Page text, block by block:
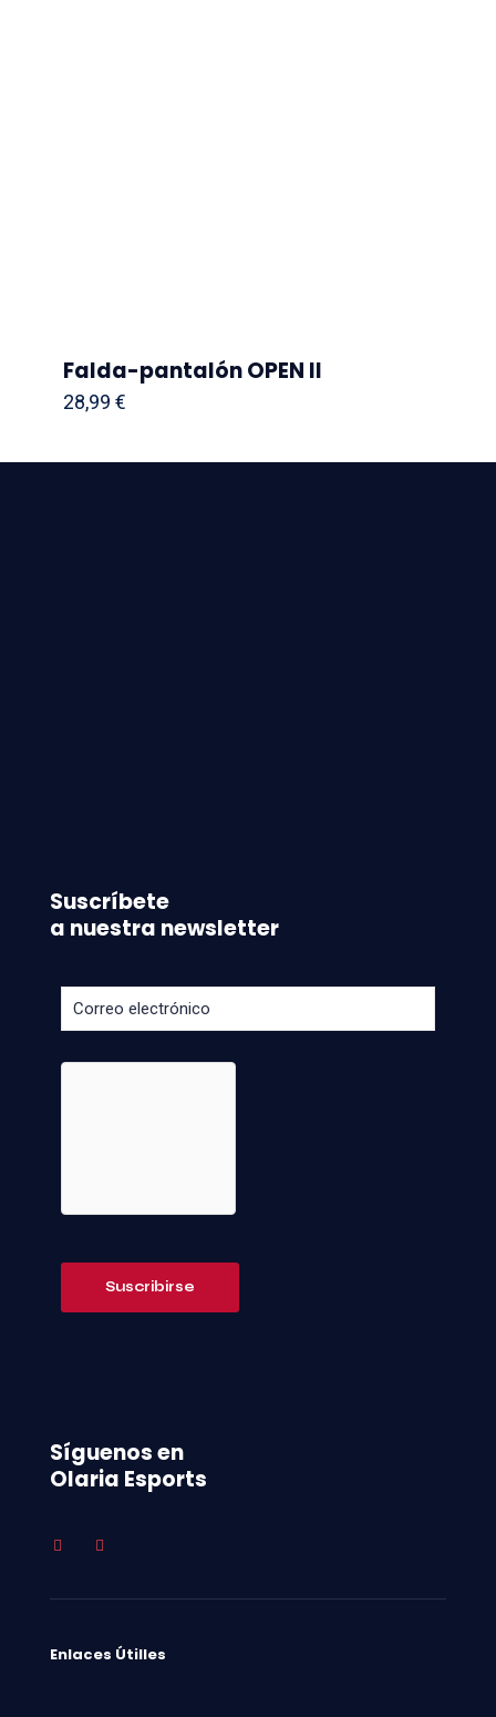
Falda-pantalón OPEN II
28,99 €
Suscríbete
a nuestra newsletter
Síguenos en
Olaria Esports
Enlaces Útilles